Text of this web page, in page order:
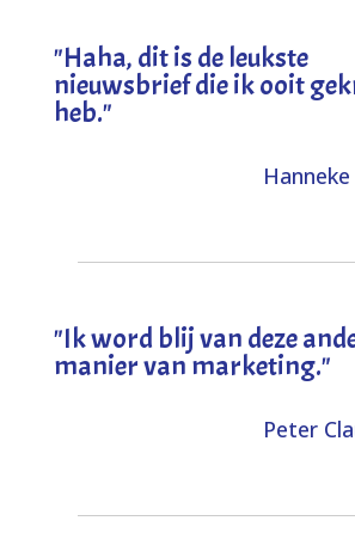
"Haha, dit is de leukste
nieuwsbrief die ik ooit
heb."
"Ik word blij van deze
manier van marketing."
Peter